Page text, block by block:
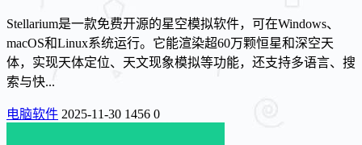
Stellarium是一款免费开源的星空模拟软件，可在Windows、
macOS和Linux系统运行。它能渲染超60万颗恒星和深空天
体，实现天体定位、天文现象模拟等功能，还支持多语言、搜
索与快...
电脑软件 2025-11-30 1456 0